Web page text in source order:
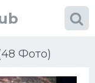
Фото)